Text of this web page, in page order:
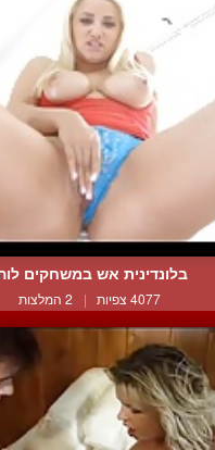
בלונדינית אש במשחקים
4077 צפיות | 2 המלצות